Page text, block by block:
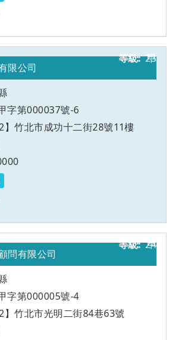
23
限公司
字第000037號-6
】竹北市成功十二街28號11樓
甲
24
問有限公司
字第000005號-4
】竹北市光明二街84巷63號
甲